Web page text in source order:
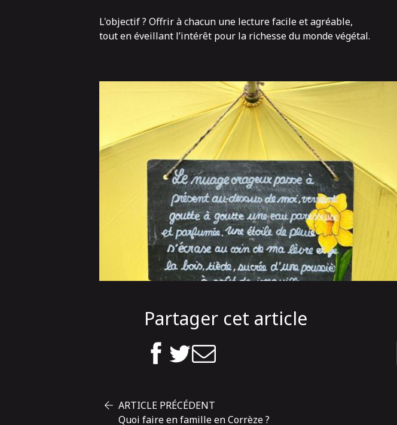
L'objectif ? Offrir à chacun une lecture facile et agréable,
tout en éveillant l’intérêt pour la richesse du monde végétal.
Partager cet article
ARTICLE PRÉCÉDENT
Quoi faire en famille en Corrèze ?